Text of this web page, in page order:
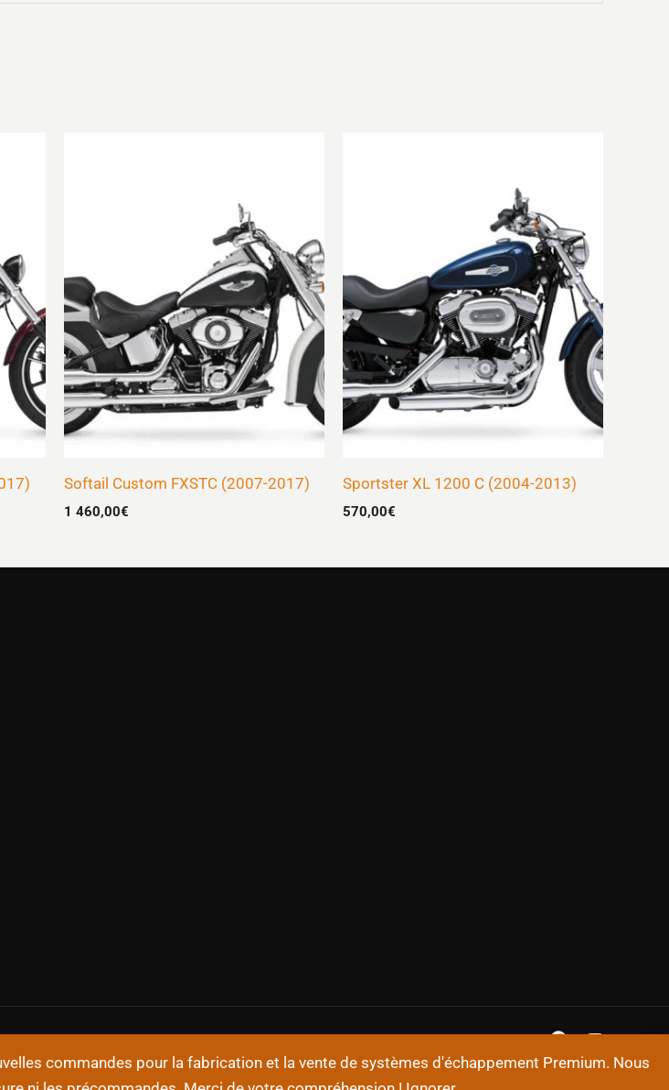
commandes pour la fabrication et la vente de systèmes d'échappement Premium. Nous
Softail Custom FXSTC (2007-2017)
1 460,00€
Sportster XL 1200 C (2004-2013)
570,00€